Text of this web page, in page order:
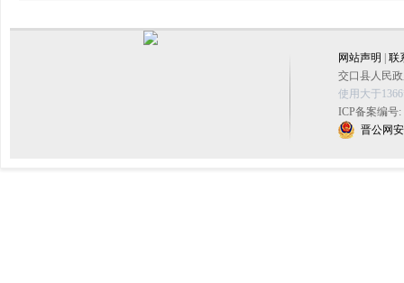
网站声明
联
交口县人民
使用大于
ICP备案编号:
晋公网